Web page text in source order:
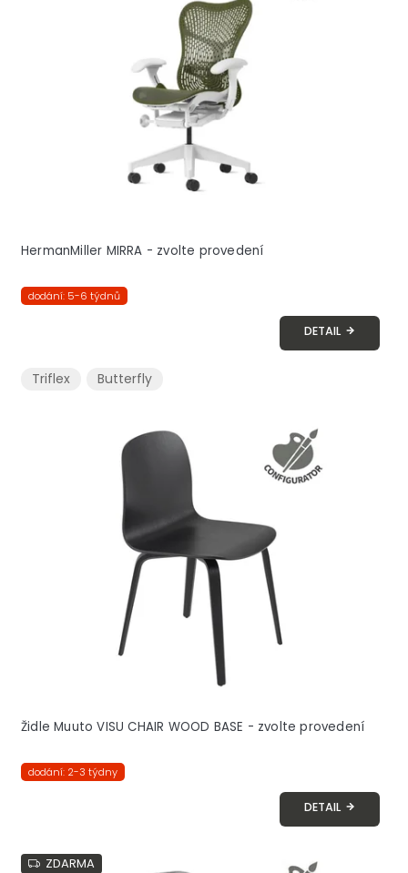
HermanMiller MIRRA - zvolte provedení
dodání: 5-6 týdnů
DETAIL
Triflex Butterfly
Židle Muuto VISU CHAIR WOOD BASE - zvolte provedení
dodání: 2-3 týdny
DETAIL
ZDARMA